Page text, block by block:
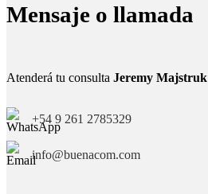
Mensaje o llamada
Atenderá tu consulta Jeremy Majstruk
+54 9 261 2785329
info@buenacom.com